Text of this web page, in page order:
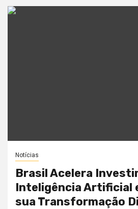
Notícias
Brasil Acelera
Inteligência Artificial
sua Transformação